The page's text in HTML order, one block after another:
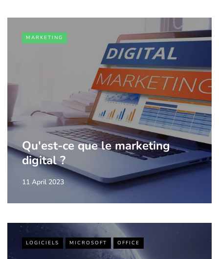
MARKETING
Qu'est-ce que le marketing
digital ?
11 April 2023
LOGICIELS MICROSOFT OFFICE